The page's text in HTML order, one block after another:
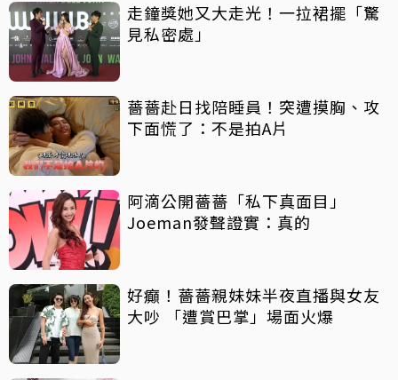
走鐘獎她又大走光！一拉裙擺「驚
見私密處」
薔薔赴日找陪睡員！突遭摸胸、攻
下面慌了：不是拍A片
阿滴公開薔薔「私下真面目」
Joeman發聲證實：真的
好癲！薔薔親妹妹半夜直播與女友
大吵 「遭賞巴掌」場面火爆